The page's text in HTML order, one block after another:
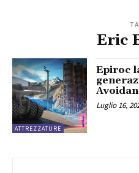
Eric
ATTREZZATURE
Epiroc
Luglio 16,